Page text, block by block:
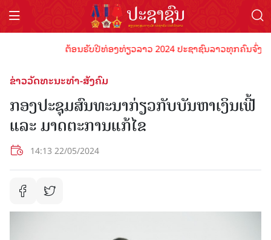
ຕ້ອນຮັບປີທ່ອງທ່ຽວລາວ 2024 ປະຊາຊົນລາວທຸກຄົນຈົ່ງພ້
ຂ່າວວັດທະນະທຳ-ສັງຄົມ
ກອງປະຊຸມສົນທະນາກ່ຽວກັບບັນຫາເງິນເຟີ້
ແລະ ມາດຕະການແກ້ໄຂ
14:13 22/05/2024